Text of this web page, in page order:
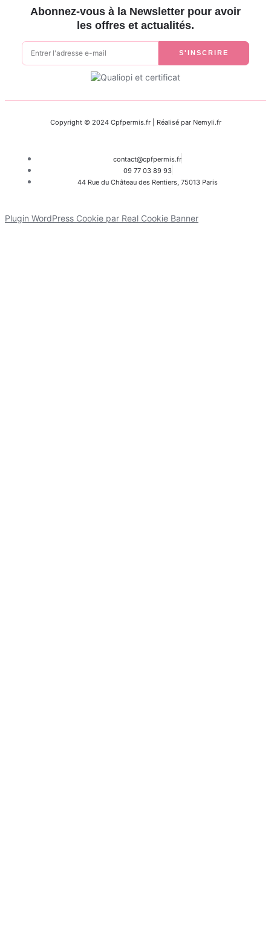
Abonnez-vous à la Newsletter pour avoir
les offres et actualités.
S'INSCRIRE
Copyright © 2024 Cpfpermis.fr | Réalisé par Nemyli.fr
contact@cpfpermis.fr
09 77 03 89 93
44 Rue du Château des Rentiers, 75013 Paris
Plugin WordPress Cookie par Real Cookie Banner